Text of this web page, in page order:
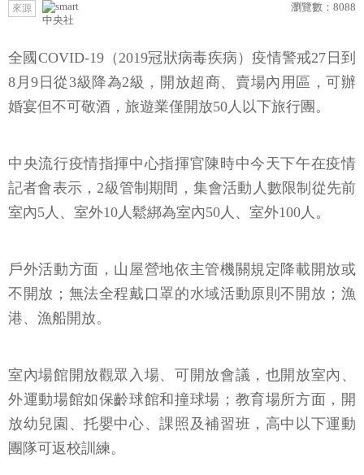
來源
中央社
瀏覽數： 8088
全國COVID-19（2019冠狀病毒疾病）疫情警戒27日到
8月9日從3級降為2級，開放超商、賣場內用區，可辦
婚宴但不可敬酒，旅遊業僅開放50人以下旅行團。
中央流行疫情指揮中心指揮官陳時中今天下午在疫情
記者會表示，2級管制期間，集會活動人數限制從先前
室內5人、室外10人鬆綁為室內50人、室外100人。
戶外活動方面，山屋營地依主管機關規定降載開放或
不開放；無法全程戴口罩的水域活動原則不開放；漁
港、漁船開放。
室內場館開放觀眾入場、可開放會議，也開放室內、
外運動場館如保齡球館和撞球場；教育場所方面，開
放幼兒園、托嬰中心、課照及補習班，高中以下運動
團隊可返校訓練。